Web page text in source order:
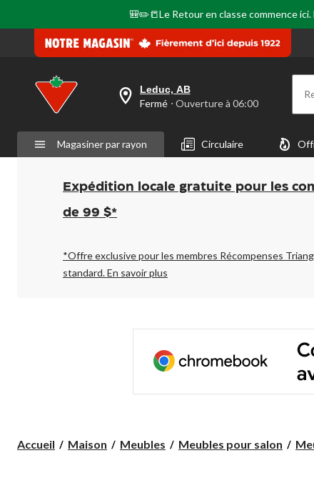
🎒✏️📒Le Retour en classe commence
votre
est
Leduc,
AB,
Fermé,
Ouverture
à
pour
changer
Leduc, AB
Fermé ⋅ Ouverture à 06:00
Magasiner par rayon Circulaire
Expédition locale gratuite pour les
de 99 $*
*Offre exclusive pour les membres Récompenses
standard.En savoir plus
Accueil Maison Meubles Meubles pour salon